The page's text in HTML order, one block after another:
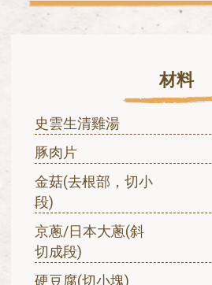
材料
史雲生清雞湯
豚肉片
金菇(去根部，切小
段)
京蔥/日本大蔥(斜
切成段)
硬豆腐(切小塊)